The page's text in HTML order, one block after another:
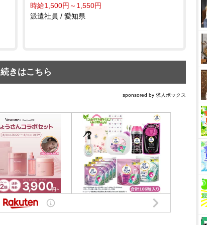
時給1,500円～1,550円
派遣社員 / 愛知県
続きはこちら
sponsored by 求人ボックス